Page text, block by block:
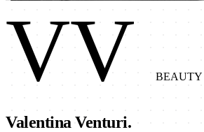
VV BEAUTY
Valentina Venturi.